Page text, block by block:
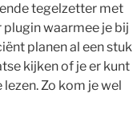
tegelzetter met
waarmee je bij
planen al een stuk
kijken of je er kunt
Zo kom je wel